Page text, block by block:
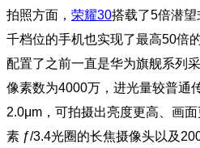
拍照方面， 荣耀30搭载了5倍潜
千档位的手机也实现了最高50倍
配置了之前一直是华为旗舰系列
像素数为4000万，进光量较普通
2.0μm，可拍摄出亮度更高、画
素 ƒ/3.4光圈的长焦摄像头以及